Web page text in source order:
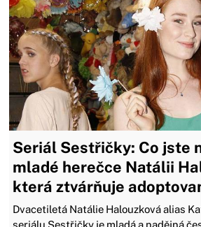
Seriál Sestřičky: Co jste
mladé herečce Natálii
která ztvárňuje
Dvacetiletá Natálie Halouzková alias